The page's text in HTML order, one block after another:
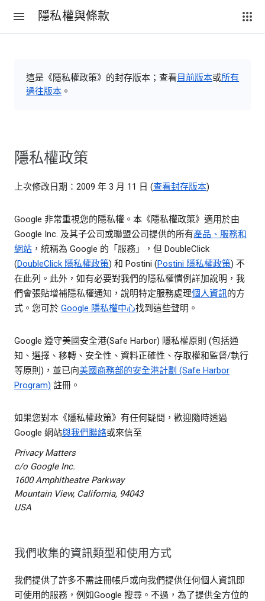
隱私權與條款
這是《隱私權政策》的封存版本；查看 目前版本或所有
過往版本 。
隱私權政策
上次修改日期：2009 年 3 月 11 日 (查看封存版本)
Google 非常重視您的隱私權。本《隱私權政策》適用於由
Google Inc. 及其子公司或聯盟公司提供的所有產品、服務和
網站 ，統稱為 Google 的「服務」，但 DoubleClick
(DoubleClick 隱私權政策) 和 Postini (Postini 隱私權政策) 不
在此列。此外，如有必要對我們的隱私權慣例詳加說明，我
們會張貼增補隱私權通知，說明特定服務處理個人資訊的方
式。您可於 Google 隱私權中心找到這些聲明。
Google 遵守美國安全港(Safe Harbor) 隱私權原則 (包括通
知、選擇、移轉、安全性、資料正確性、存取權和監督/執行
等原則)，並已向美國商務部的安全港計劃 (Safe Harbor
Program) 註冊。
如果您對本《隱私權政策》有任何疑問，歡迎隨時透過
Google 網站與我們聯絡或來信至
Privacy Matters
c/o Google Inc.
1600 Amphitheatre Parkway
Mountain View, California, 94043
USA
我們收集的資訊類型和使用方式
我們提供了許多不需註冊帳戶或向我們提供任何個人資訊即
可使用的服務，例如Google 搜尋。不過，為了提供全方位的